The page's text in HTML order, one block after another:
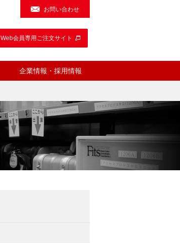
お問い合わせ
Web会員専用ご注文サイト
企業情報・採用情報